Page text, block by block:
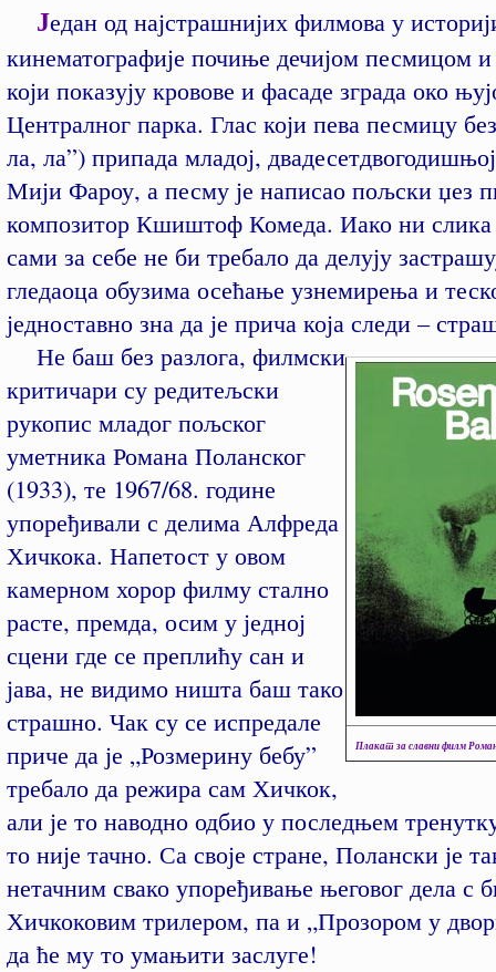
Један од најстрашнијих филмова у
кинематографије почиње дечијом песмицом
који показују кровове и фасаде зграда око
Централног парка. Глас који пева песмицу
ла, ла”) припада младој,
Мији Фароу, а песму је написао пољски џез
композитор Кшиштоф Комеда. Иако ни
сами за себе не би требало да делују
гледаоца обузима осећање узнемирења и
једноставно зна да је прича која следи –
Плакат за славни филм
Не баш без разлога, филмски
критичари су редитељски
рукопис младог пољског
уметника Романа Поланског
(1933), те 1967/68. године
упоређивали с делима Алфреда
Хичкока. Напетост у овом
камерном хорор филму стално
расте, премда, осим у једној
сцени где се преплићу сан и
јава, не видимо ништа баш тако
страшно. Чак су се испредале
приче да је „Розмерину бебу”
требало да режира сам Хичкок,
али је то наводно одбио у последњем
то није тачно. Са своје стране, Полански је
нетачним свако упоређивање његовог дела с
Хичкоковим трилером, па и „Прозором у
да ће му то умањити заслуге!